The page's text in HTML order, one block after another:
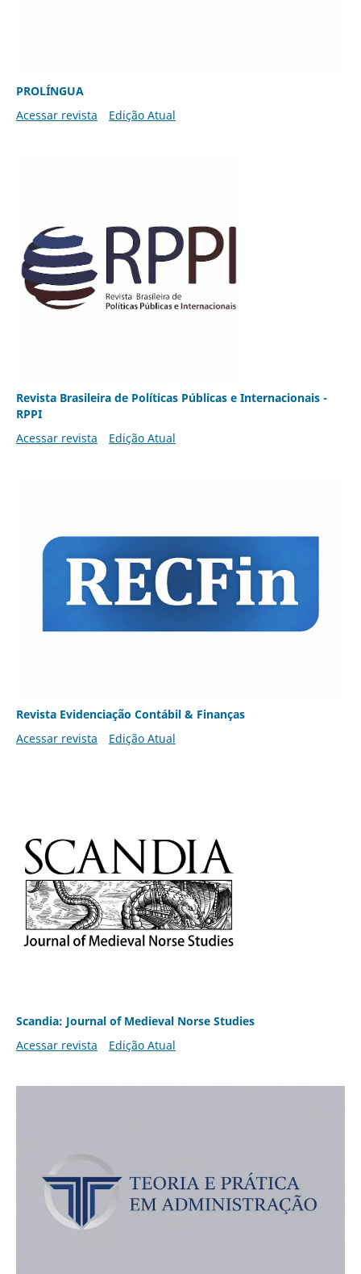
PROLÍNGUA
Acessar revista
Edição Atual
Revista Brasileira de Políticas Públicas e Internacionais -
RPPI
Acessar revista
Edição Atual
Revista Evidenciação Contábil & Finanças
Acessar revista
Edição Atual
Scandia: Journal of Medieval Norse Studies
Acessar revista
Edição Atual